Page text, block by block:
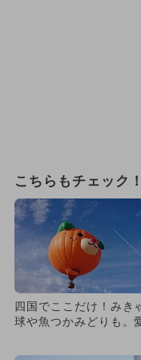
こちらもチェック
四国でここだけ！みき
球や魚つかみどりも。
プ